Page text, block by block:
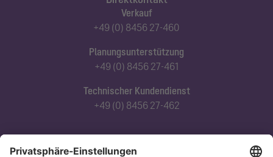
Verkauf
+49 (0) 8456 27-460
Planungsunterstützung
+49 (0) 8456 27-461
Technischer Kundendienst
+49 (0) 8456 27-462
Abonnieren Sie unseren Newsletter